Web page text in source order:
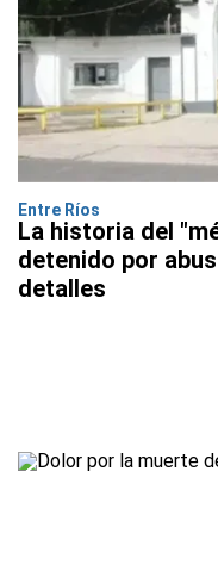
Entre Ríos
La historia del
detenido por
detalles